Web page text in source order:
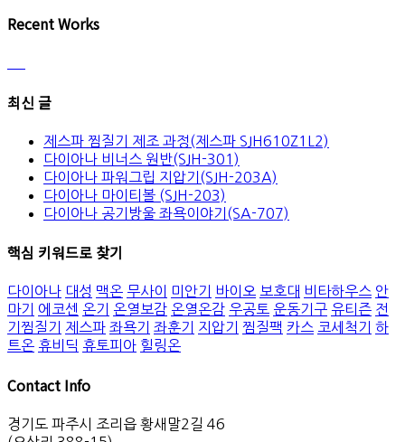
Recent Works
최신 글
제스파 찜질기 제조 과정(제스파 SJH610Z1L2)
다이아나 비너스 원반(SJH-301)
다이아나 파워그립 지압기(SJH-203A)
다이아나 마이티볼 (SJH-203)
다이아나 공기방울 좌욕이야기(SA-707)
핵심 키워드로 찾기
다이아나 대성 맥온 무사이 미안기 바이오 보호대 비타하우스 안
마기
에코센 온기 온열보감 온열온감 우공토 운동기구 유티즌 전
기찜질기
제스파 좌욕기 좌훈기 지압기 찜질팩 카스 코세척기
하
트온 휴비딕 휴토피아 힐링온
Contact Info
경기도 파주시 조리읍 황새말2길 46